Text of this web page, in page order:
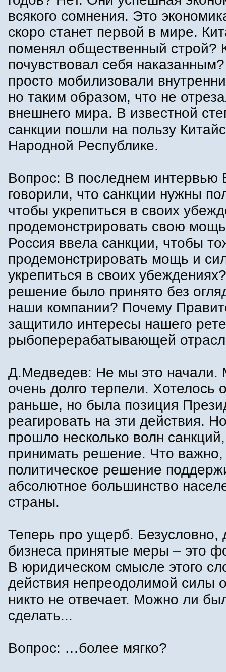
всякого сомнения. Это
скоро станет первой в мире.
поменял общественный строй?
почувствовал себя
просто мобилизовали
но таким образом, что не
внешнего мира. В известной
санкции пошли на пользу
Народной Республике.
Вопрос: В последнем интервью
говорили, что санкции нужны
чтобы укрепиться в своих
продемонстрировать свою
Россия ввела санкции, чтобы
продемонстрировать мощь и
укрепиться в своих
решение было принято без
наши компании? Почему
защитило интересы нашего
рыбоперерабатывающей
Д.Медведев: Не мы это начали.
очень долго терпели. Хотелось
раньше, но была позиция
реагировать на эти действия.
прошло несколько волн
принимать решение. Что важно,
политическое решение
абсолютное большинство
страны.
Теперь про ущерб. Безусловно,
бизнеса принятые меры – это
В юридическом смысле этого
действия непреодолимой силы
никто не отвечает. Можно ли
сделать...
Вопрос: …более мягко?